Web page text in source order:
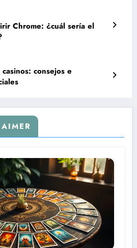
Chrome: ¿cuál sería el
consejos e